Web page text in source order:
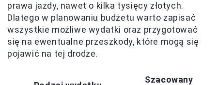
prawa jazdy, nawet o kilka tysięcy złotych.
Dlatego w planowaniu budżetu warto zapisać
wszystkie możliwe wydatki oraz przygotować
się na ewentualne przeszkody, które mogą się
pojawić na tej drodze.
Szacowany